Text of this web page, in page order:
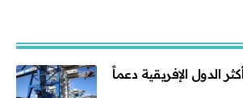
الدول الإفريقية دعماً